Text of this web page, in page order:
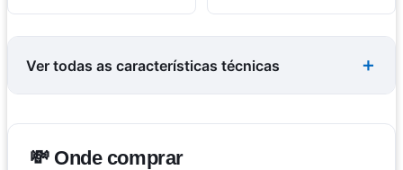
Ver todas as características técnicas
💸 Onde comprar